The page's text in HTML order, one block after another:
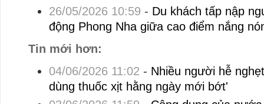
26/05/2026 10:59 - Du khách tấp nập
động Phong Nha giữa cao điểm nắng
Tin mới hơn:
04/06/2026 11:02 - Nhiều người hễ
dùng thuốc xịt hằng ngày mới bớt'